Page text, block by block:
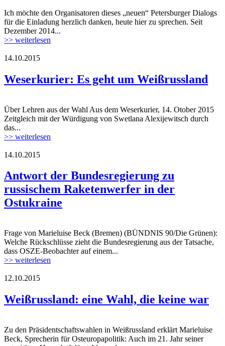
logo_Petersburger_Dialog_01.jpg
Ich möchte den Organisatoren dieses „neuen“ Petersburger Dialogs
für die Einladung herzlich danken, heute hier zu sprechen. Seit
Dezember 2014...
>> weiterlesen
unbenannt.png
14.10.2015
Weserkurier: Es geht um Weißrussland
unbenannt.png
Über Lehren aus der Wahl Aus dem Weserkurier, 14. Otober 2015
Zeitgleich mit der Würdigung von Swetlana Alexijewitsch durch
das...
>> weiterlesen
flag_of_ukraine.jpg
14.10.2015
Antwort der Bundesregierung zu
russischem Raketenwerfer in der
Ostukraine
flag_of_ukraine.jpg
Frage von Marieluise Beck (Bremen) (BÜNDNIS 90/Die Grünen):
Welche Rückschlüsse zieht die Bundesregierung aus der Tatsache,
dass OSZE-Beobachter auf einem...
>> weiterlesen
Logo_ODIHR.jpg
12.10.2015
Weißrussland: eine Wahl, die keine war
Logo_ODIHR.jpg
Zu den Präsidentschaftswahlen in Weißrussland erklärt Marieluise
Beck, Sprecherin für Osteuropapolitik: Auch im 21. Jahr seiner